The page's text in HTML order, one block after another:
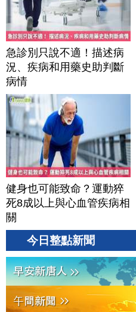
急診別只說不適！描述病
況、疾病和用藥史助判斷
病情
健身也可能致命？運動猝
死8成以上與心血管疾病相
關
今日整點新聞